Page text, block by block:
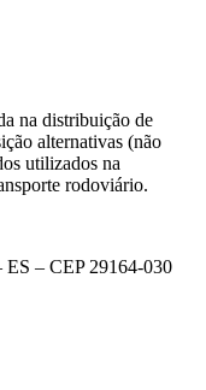
na distribuição de
alternativas (não
utilizados na
rodoviário.
ES – CEP 29164-030